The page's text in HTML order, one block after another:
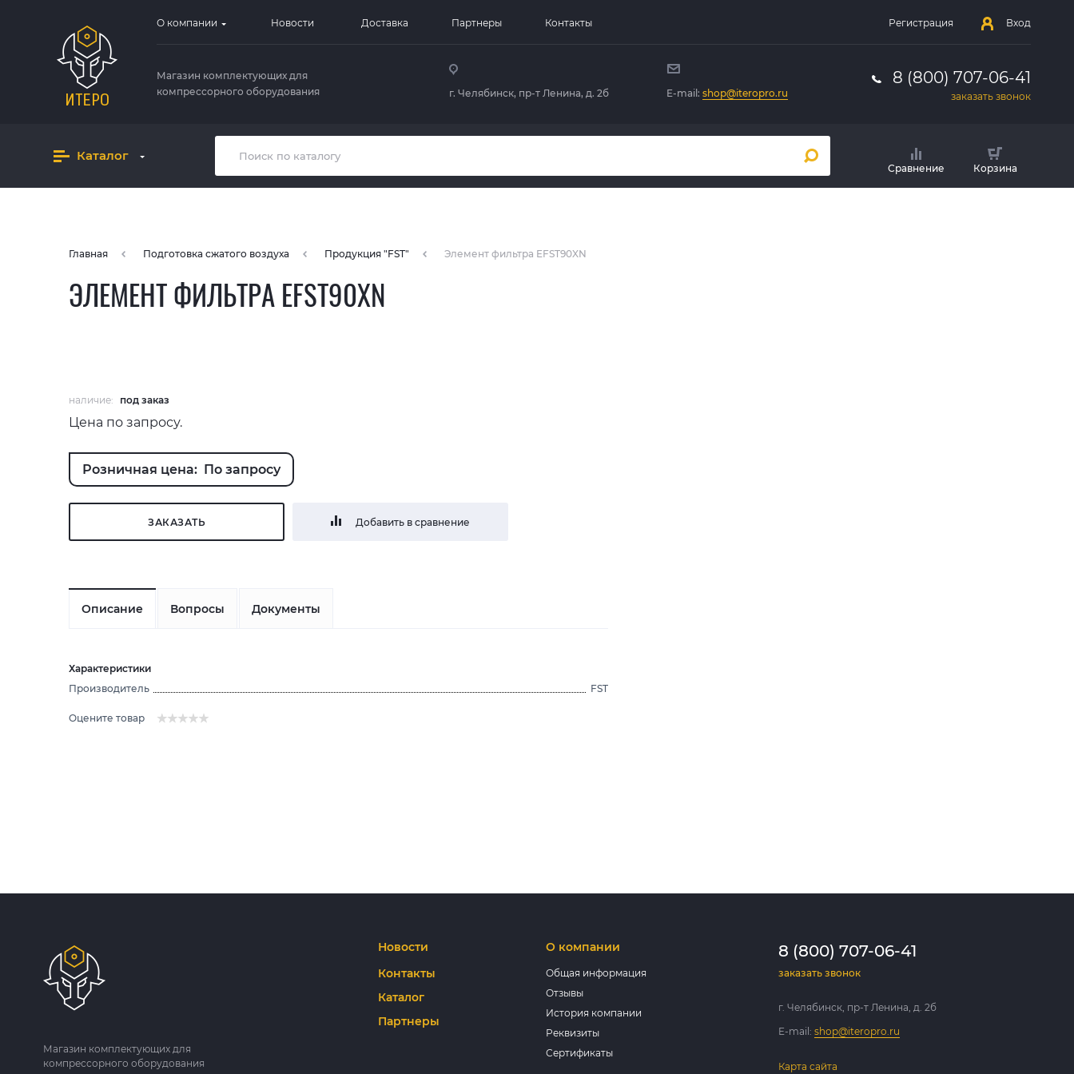
О компании Новости Доставка Партнеры Контакты Регистрация Вход
Магазин комплектующих для
компрессорного оборудования
г. Челябинск, пр-т Ленина, д. 2б E-mail:shop@iteropro.ru
8 (800) 707-06-41
заказать звонок
Каталог
Сравнение Корзина
Главная Подготовка сжатого воздуха Продукция "FST" Элемент фильтра EFST90XN
ЭЛЕМЕНТ ФИЛЬТРА EFST90XN
наличие: под заказ
Цена по запросу.
Розничная цена: По запросу
ЗАКАЗАТЬ Добавить в сравнение
Описание Вопросы Документы
Характеристики
Производитель
FST
Оцените товар
Магазин комплектующих для
компрессорного оборудования
О компании
Общая информация
Отзывы
История компании
Реквизиты
Сертификаты
Новости
Контакты
Каталог
Партнеры
8 (800) 707-06-41
заказать звонок
г. Челябинск, пр-т Ленина, д. 2б
E-mail:shop@iteropro.ru
Карта сайта